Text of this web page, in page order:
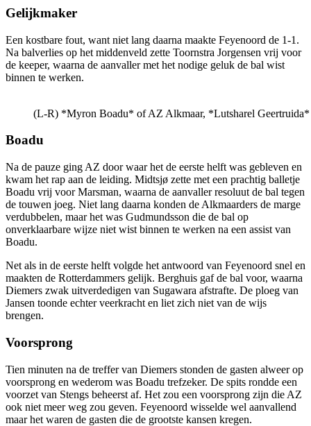
Gelijkmaker
Een kostbare fout, want niet lang daarna maakte Feyenoord de 1-1.
Na balverlies op het middenveld zette Toornstra Jorgensen vrij voor
de keeper, waarna de aanvaller met het nodige geluk de bal wist
binnen te werken.
(L-R) *Myron Boadu* of AZ Alkmaar, *Lutsharel Geertruida*
Boadu
Na de pauze ging AZ door waar het de eerste helft was gebleven en
kwam het rap aan de leiding. Midtsjø zette met een prachtig balletje
Boadu vrij voor Marsman, waarna de aanvaller resoluut de bal tegen
de touwen joeg. Niet lang daarna konden de Alkmaarders de marge
verdubbelen, maar het was Gudmundsson die de bal op
onverklaarbare wijze niet wist binnen te werken na een assist van
Boadu.
Net als in de eerste helft volgde het antwoord van Feyenoord snel en
maakten de Rotterdammers gelijk. Berghuis gaf de bal voor, waarna
Diemers zwak uitverdedigen van Sugawara afstrafte. De ploeg van
Jansen toonde echter veerkracht en liet zich niet van de wijs
brengen.
Voorsprong
Tien minuten na de treffer van Diemers stonden de gasten alweer op
voorsprong en wederom was Boadu trefzeker. De spits rondde een
voorzet van Stengs beheerst af. Het zou een voorsprong zijn die AZ
ook niet meer weg zou geven. Feyenoord wisselde wel aanvallend
maar het waren de gasten die de grootste kansen kregen.